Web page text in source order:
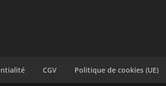
CGV Politique de cookies (UE)